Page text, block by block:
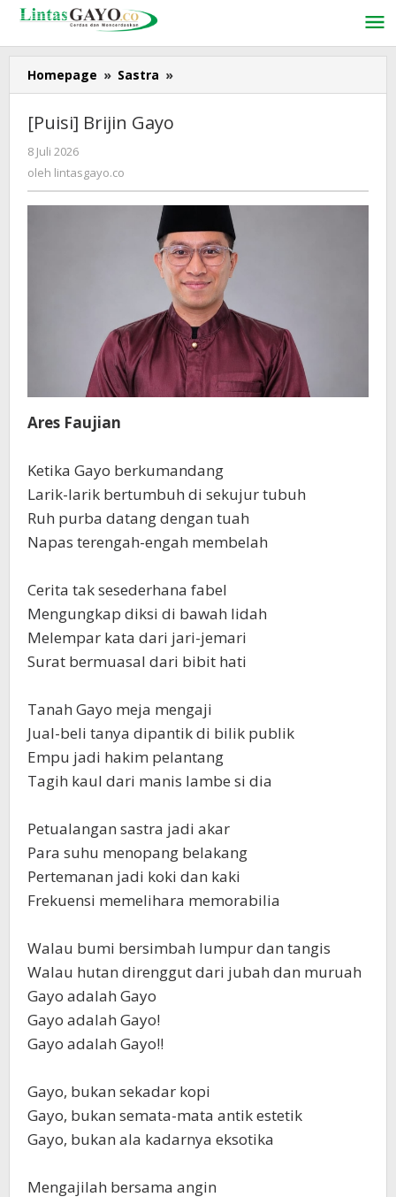
Lewati
konten
Homepage » Sastra »
Brijin
[Puisi] Brijin Gayo
8 Juli 2026
lintasgayo.co
oleh lintasgayo.co
Ares Faujian
‎Ketika Gayo berkumandang
‎Larik-larik bertumbuh di sekujur tubuh
‎Ruh purba datang dengan tuah
‎Napas terengah-engah membelah
‎Cerita tak sesederhana fabel
‎Mengungkap diksi di bawah lidah
‎Melempar kata dari jari-jemari
‎Surat bermuasal dari bibit hati
‎Tanah Gayo meja mengaji
‎Jual-beli tanya dipantik di bilik publik
‎Empu jadi hakim pelantang
‎Tagih kaul dari manis lambe si dia
‎Petualangan sastra jadi akar
‎Para suhu menopang belakang
‎Pertemanan jadi koki dan kaki
‎Frekuensi memelihara memorabilia
‎Walau bumi bersimbah lumpur dan tangis
‎Walau hutan direnggut dari jubah dan muruah
‎Gayo adalah Gayo
‎Gayo adalah Gayo!
‎Gayo adalah Gayo!!
‎Gayo, bukan sekadar kopi
‎Gayo, bukan semata-mata antik estetik
‎Gayo, bukan ala kadarnya eksotika
‎Mengajilah bersama angin